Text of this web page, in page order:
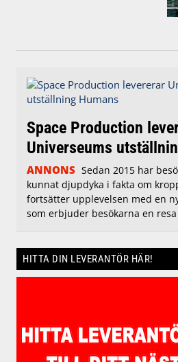
Space Production
Universeums
ANNONS Sedan 2015 har
kunnat djupdyka i fakta om
fortsätter upplevelsen med en
som erbjuder besökarna en
HITTA DIN LEVERANTÖR HÄR!